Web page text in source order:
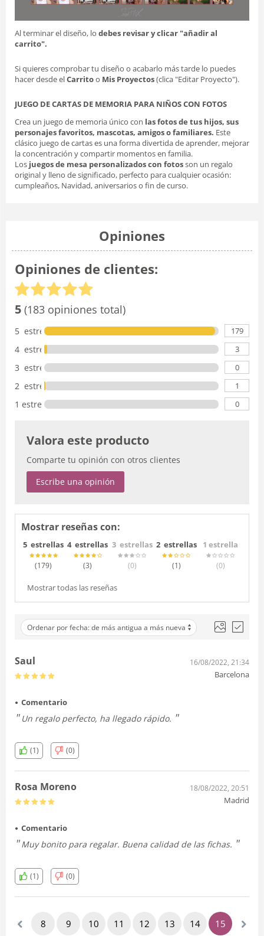
Al terminar el diseño, lo debes revisar y clicar "añadir al
carrito".
Si quieres comprobar tu diseño o acabarlo más tarde lo puedes
hacer desde elCarritoo Mis Proyectos(clica "Editar Proyecto").
JUEGO DE CARTAS DE MEMORIA PARA NIÑOS CON FOTOS
Crea un juego de memoria único con las fotos de tus hijos, sus
personajes favoritos, mascotas, amigos o familiares. Este
clásico juego de cartas es una forma divertida de aprender, mejorar
la concentración y compartir momentos en familia.
Los juegos de mesa personalizados con fotosson un regalo
original y lleno de significado, perfecto para cualquier ocasión:
cumpleaños, Navidad, aniversarios o fin de curso.
Opiniones
Opiniones de clientes:
5 (183 opiniones total)
5 estrellas 179
4 estrellas 3
3 estrellas 0
2 estrellas 1
1 estrella 0
Valora este producto
Comparte tu opinión con otros clientes
Escribe una opinión
Mostrar reseñas con:
5 estrellas
(179)
4 estrellas
(3)
3 estrellas
(0)
2 estrellas
(1)
1 estrella
(0)
Mostrar todas las reseñas
Ordenar por fecha: de más antigua a más nueva
Saul 16/08/2022, 21:34
Barcelona
Comentario
Un regalo perfecto, ha llegado rápido.
(1) (0)
Rosa Moreno 18/08/2022, 20:51
Madrid
Comentario
Muy bonito para regalar. Buena calidad de las fichas.
(1) (0)
8 9 10 11 12 13 14 15 16